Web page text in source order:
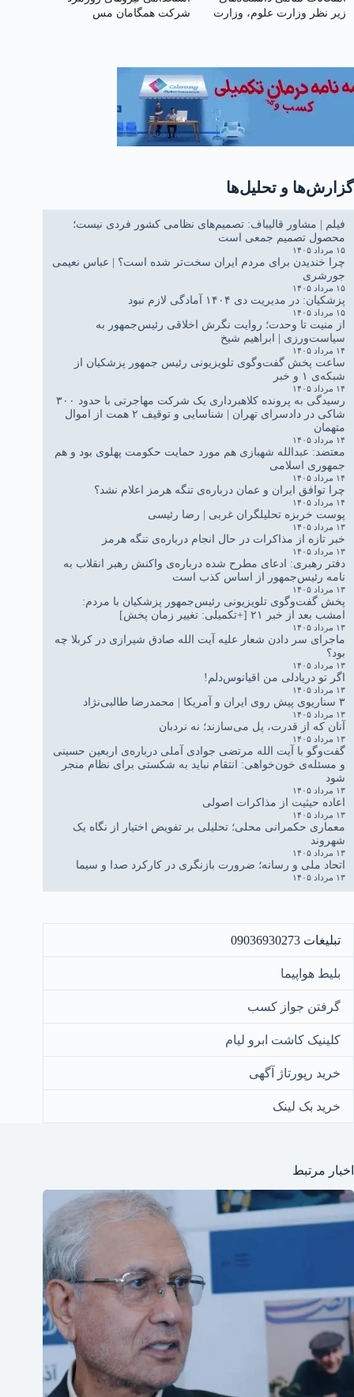
زیر نظر وزارت علوم‌، وزارت
شرکت همگامان مس
گزارش‌ها و تحلیل‌ها
فیلم | مشاور قالیباف: تصمیم‌های نظامی کشور فردی نیست؛
محصول تصمیم جمعی است
۱۵ مرداد ۱۴۰۵
چرا خندیدن برای مردم ایران سخت‌تر شده است؟ | عباس نعیمی
جورشری
۱۵ مرداد ۱۴۰۵
پزشکیان: در مدیریت دی ۱۴۰۴ آمادگی لازم نبود
۱۵ مرداد ۱۴۰۵
از منیت تا وحدت؛ روایت نگرش اخلاقی رئیس‌جمهور به
سیاست‌ورزی | ابراهیم شیخ
۱۴ مرداد ۱۴۰۵
ساعت پخش گفت‌وگوی تلویزیونی رئیس جمهور پزشکیان از
شبکه‌ی ۱ و خبر
۱۴ مرداد ۱۴۰۵
رسیدگی به پرونده کلاهبرداری یک شرکت مهاجرتی با حدود ۳۰۰
شاکی در دادسرای تهران | شناسایی و توقیف ۲ همت از اموال
متهمان
۱۴ مرداد ۱۴۰۵
معتضد: عبدالله شهبازی هم مورد حمایت حکومت پهلوی بود و هم
جمهوری اسلامی
۱۴ مرداد ۱۴۰۵
چرا توافق ایران و عمان درباره‌ی تنگه هرمز اعلام نشد؟
۱۴ مرداد ۱۴۰۵
پوست خربزه تحلیلگران غربی | رضا رئیسی
۱۳ مرداد ۱۴۰۵
خبر تازه از مذاکرات در حال انجام درباره‌ی تنگه هرمز
۱۳ مرداد ۱۴۰۵
دفتر رهبری: ادعای مطرح شده درباره‌ی واکنش رهبر انقلاب به
نامه رئیس‌جمهور از اساس کذب است
۱۳ مرداد ۱۴۰۵
پخش گفت‌وگوی تلویزیونی رئیس‌جمهور پزشکیان با مردم:
امشب بعد از خبر ۲۱ [+تکمیلی: تغییر زمان پخش]
۱۳ مرداد ۱۴۰۵
ماجرای سر دادن شعار علیه آیت الله صادق شیرازی در کربلا چه
بود؟
۱۳ مرداد ۱۴۰۵
اگر تو دریادلی من اقیانوس‌دلم!
۱۳ مرداد ۱۴۰۵
۳ سناریوی پیش روی ایران و آمریکا | محمدرضا طالبی‌نژاد
۱۳ مرداد ۱۴۰۵
آنان که از قدرت، پل می‌سازند؛ نه نردبان
۱۳ مرداد ۱۴۰۵
گفت‌وگو با آیت الله مرتضی جوادی آملی درباره‌ی اربعین حسینی
و مسئله‌ی خون‌خواهی: انتقام نباید به شکستی برای نظام منجر
شود
۱۳ مرداد ۱۴۰۵
اعاده حیثیت از مذاکرات اصولی
۱۳ مرداد ۱۴۰۵
معماری حکمرانی محلی؛ تحلیلی بر تفویض اختیار از نگاه یک
شهروند
۱۳ مرداد ۱۴۰۵
اتحاد ملی و رسانه؛ ضرورت بازنگری در کارکرد صدا و سیما
۱۳ مرداد ۱۴۰۵
تبلیغات 09036930273
بلیط هواپیما
گرفتن جواز کسب
کلینیک کاشت ابرو لیام
خرید رپورتاژ آگهی
خرید بک لینک
اخبار مرتبط